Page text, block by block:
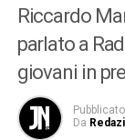
Riccardo
parlato a
giovani in
Pubblicato
Da